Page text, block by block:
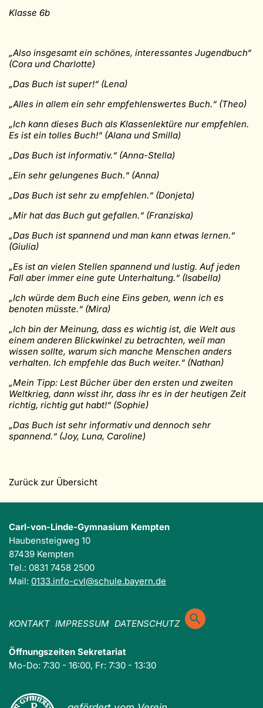
Klasse 6b
„Also insgesamt ein schönes, interessantes Jugendbuch“
(Cora und Charlotte)
„Das Buch ist super!“ (Lena)
„Alles in allem ein sehr empfehlenswertes Buch.“ (Theo)
„Ich kann dieses Buch als Klassenlektüre nur empfehlen.
Es ist ein tolles Buch!“ (Alana und Smilla)
„Das Buch ist informativ.“ (Anna-Stella)
„Ein sehr gelungenes Buch.“ (Anna)
„Das Buch ist sehr zu empfehlen.“ (Donjeta)
„Mir hat das Buch gut gefallen.“ (Franziska)
„Das Buch ist spannend und man kann etwas lernen.“
(Giulia)
„Es ist an vielen Stellen spannend und lustig. Auf jeden
Fall aber immer eine gute Unterhaltung.“ (Isabella)
„Ich würde dem Buch eine Eins geben, wenn ich es
benoten müsste.“ (Mira)
„Ich bin der Meinung, dass es wichtig ist, die Welt aus
einem anderen Blickwinkel zu betrachten, weil man
wissen sollte, warum sich manche Menschen anders
verhalten. Ich empfehle das Buch weiter.“ (Nathan)
„Mein Tipp: Lest Bücher über den ersten und zweiten
Weltkrieg, dann wisst ihr, dass ihr es in der heutigen Zeit
richtig, richtig gut habt!“ (Sophie)
„Das Buch ist sehr informativ und dennoch sehr
spannend.“ (Joy, Luna, Caroline)
Zurück zur Übersicht
Carl-von-Linde-Gymnasium Kempten
Haubensteigweg 10
87439 Kempten
Tel.: 0831 7458 2500
Mail: 0133.info-cvl@schule.bayern.de
KONTAKT IMPRESSUM DATENSCHUTZ
Öffnungszeiten Sekretariat
Mo-Do: 7:30 - 16:00, Fr: 7:30 - 13:30